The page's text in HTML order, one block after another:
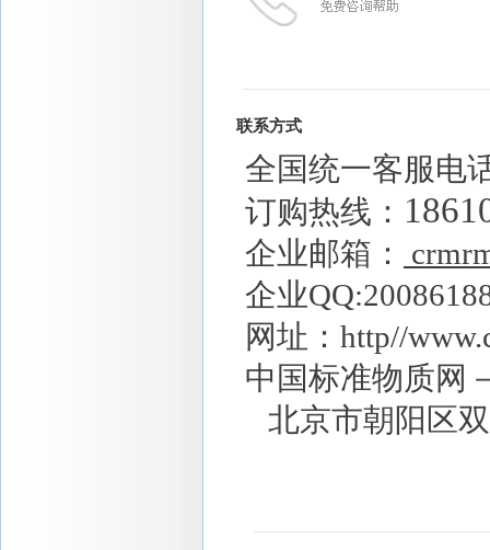
联系方式
全国统一
订购热线：
企业邮箱：
企业QQ:
网址：http//
中国标准物质网
北京市朝阳区双